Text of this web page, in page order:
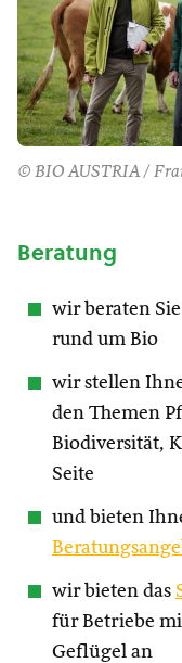
© BIO AUSTRIA /
Beratung
wir beraten
rund um Bio
wir stellen
den Themen
Biodiversität,
Seite
und bieten
wir bieten das
für Betriebe
Geflügel an